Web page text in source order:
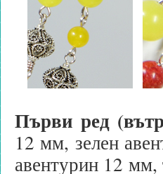
Първи ред
12 мм, зелен
авентурин 12 мм,